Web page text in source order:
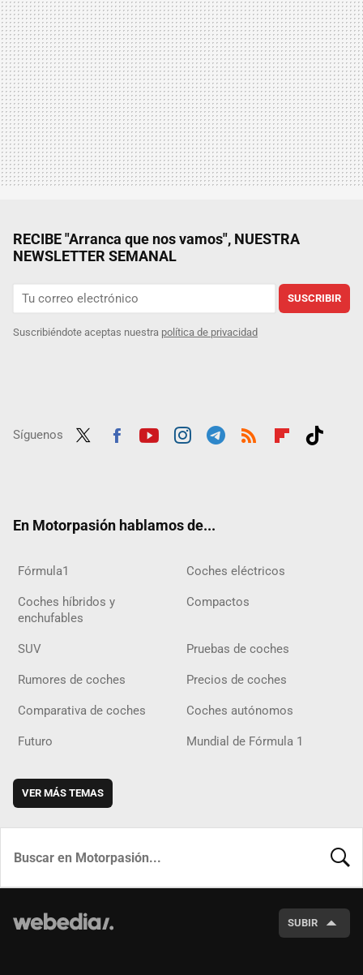
RECIBE "Arranca que nos vamos", NUESTRA
NEWSLETTER SEMANAL
SUSCRIBIR
Suscribiéndote aceptas nuestra política de privacidad
Síguenos
En Motorpasión hablamos de...
Fórmula1 Coches eléctricos
Coches híbridos y
enchufables
Compactos
SUV Pruebas de coches
Rumores de coches Precios de coches
Comparativa de coches Coches autónomos
Futuro Mundial de Fórmula 1
VER MÁS TEMAS
SUBIR